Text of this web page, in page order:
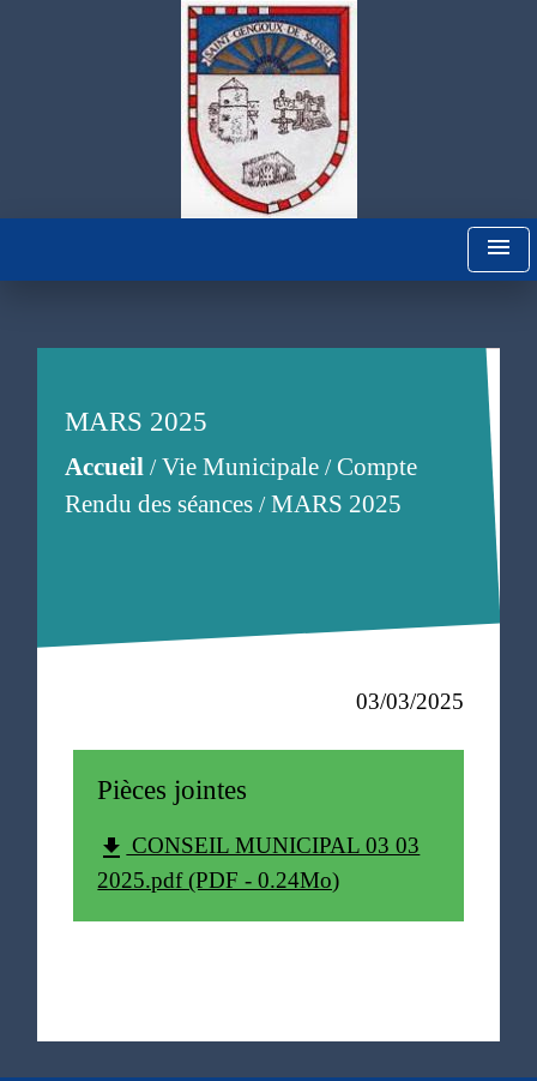
menu
MARS 2025
Accueil/Vie Municipale/Compte
Rendu des séances/MARS 2025
03/03/2025
Pièces jointes
file_download CONSEIL MUNICIPAL 03 03
2025.pdf (PDF - 0.24Mo)